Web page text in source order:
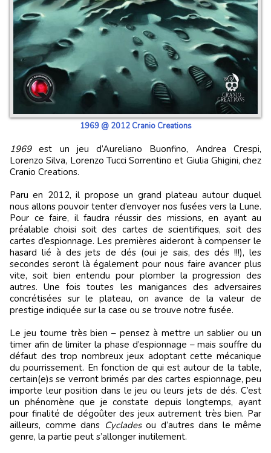
1969 @ 2012 Cranio Creations
1969est un jeu d’Aureliano Buonfino, Andrea Crespi,
Lorenzo Silva, Lorenzo Tucci Sorrentino et Giulia Ghigini, chez
Cranio Creations.
Paru en 2012, il propose un grand plateau autour duquel
nous allons pouvoir tenter d’envoyer nos fusées vers la Lune.
Pour ce faire, il faudra réussir des missions, en ayant au
préalable choisi soit des cartes de scientifiques, soit des
cartes d’espionnage. Les premières aideront à compenser le
hasard lié à des jets de dés (oui je sais, des dés !!!), les
secondes seront là également pour nous faire avancer plus
vite, soit bien entendu pour plomber la progression des
autres. Une fois toutes les manigances des adversaires
concrétisées sur le plateau, on avance de la valeur de
prestige indiquée sur la case ou se trouve notre fusée.
Le jeu tourne très bien – pensez à mettre un sablier ou un
timer afin de limiter la phase d’espionnage – mais souffre du
défaut des trop nombreux jeux adoptant cette mécanique
du pourrissement. En fonction de qui est autour de la table,
certain(e)s se verront brimés par des cartes espionnage, peu
importe leur position dans le jeu ou leurs jets de dés. C’est
un phénomène que je constate depuis longtemps, ayant
pour finalité de dégoûter des jeux autrement très bien. Par
ailleurs, comme dans Cycladesou d’autres dans le même
genre, la partie peut s’allonger inutilement.